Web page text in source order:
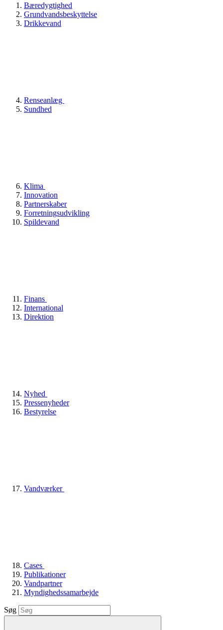
Bæredygtighed
Grundvandsbeskyttelse
Drikkevand
Renseanlæg
Sundhed
Klima
Innovation
Partnerskaber
Forretningsudvikling
Spildevand
Finans
International
Direktion
Nyhed
Pressenyheder
Bestyrelse
Vandværker
Cases
Publikationer
Vandpartner
Myndighedssamarbejde
Søg